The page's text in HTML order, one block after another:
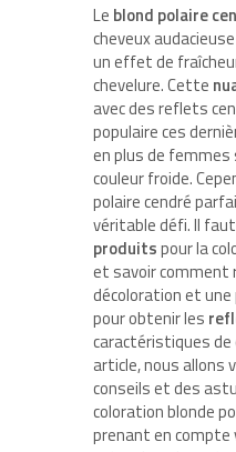
Le blond polaire
cheveux
un effet de
chevelure. Cette
avec des reflets
populaire ces
en plus de
couleur froide.
polaire cendré
véritable défi. Il
produitspour la
et savoir comment
décoloration et
pour obtenir les
caractéristiques
article, nous allons
conseils et des
coloration blonde
prenant en compte